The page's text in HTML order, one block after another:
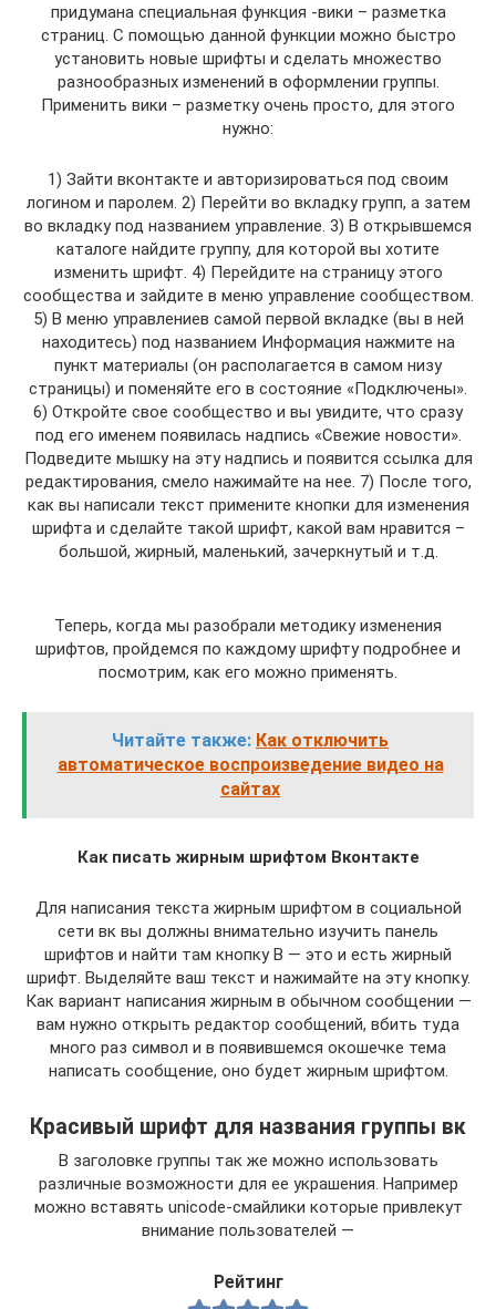
придумана специальная функция -вики – разметка
страниц. С помощью данной функции можно быстро
установить новые шрифты и сделать множество
разнообразных изменений в оформлении группы.
Применить вики – разметку очень просто, для этого
нужно:
1) Зайти вконтакте и авторизироваться под своим
логином и паролем. 2) Перейти во вкладку групп, а затем
во вкладку под названием управление. 3) В открывшемся
каталоге найдите группу, для которой вы хотите
изменить шрифт. 4) Перейдите на страницу этого
сообщества и зайдите в меню управление сообществом.
5) В меню управлениев самой первой вкладке (вы в ней
находитесь) под названием Информация нажмите на
пункт материалы (он располагается в самом низу
страницы) и поменяйте его в состояние «Подключены».
6) Откройте свое сообщество и вы увидите, что сразу
под его именем появилась надпись «Свежие новости».
Подведите мышку на эту надпись и появится ссылка для
редактирования, смело нажимайте на нее. 7) После того,
как вы написали текст примените кнопки для изменения
шрифта и сделайте такой шрифт, какой вам нравится –
большой, жирный, маленький, зачеркнутый и т.д.
Теперь, когда мы разобрали методику изменения
шрифтов, пройдемся по каждому шрифту подробнее и
посмотрим, как его можно применять.
Читайте также: Как отключить
автоматическое воспроизведение видео на
сайтах
Как писать жирным шрифтом Вконтакте
Для написания текста жирным шрифтом в социальной
сети вк вы должны внимательно изучить панель
шрифтов и найти там кнопку B — это и есть жирный
шрифт. Выделяйте ваш текст и нажимайте на эту кнопку.
Как вариант написания жирным в обычном сообщении —
вам нужно открыть редактор сообщений, вбить туда
много раз символ и в появившемся окошечке тема
написать сообщение, оно будет жирным шрифтом.
Красивый шрифт для названия группы вк
В заголовке группы так же можно использовать
различные возможности для ее украшения. Например
можно вставять unicode-смайлики которые привлекут
внимание пользователей —
Рейтинг